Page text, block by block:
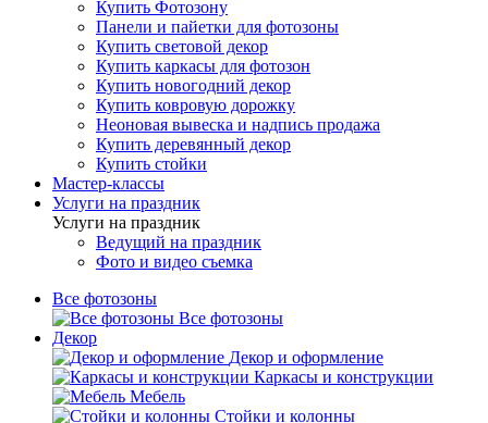
Купить Фотозону
Панели и пайетки для фотозоны
Купить световой декор
Купить каркасы для фотозон
Купить новогодний декор
Купить ковровую дорожку
Неоновая вывеска и надпись продажа
Купить деревянный декор
Купить стойки
Мастер-классы
Услуги на праздник
Услуги на праздник
Ведущий на праздник
Фото и видео съемка
Все фотозоны
Все фотозоны
Декор
Декор и оформление
Каркасы и конструкции
Мебель
Стойки и колонны